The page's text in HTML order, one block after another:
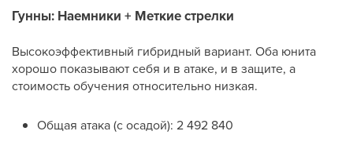
Гунны: Наемники + Меткие стрелки
Высокоэффективный гибридный вариант. Оба юнита
хорошо показывают себя и в атаке, и в защите, а
стоимость обучения относительно низкая.
Общая атака (с осадой): 2 492 840